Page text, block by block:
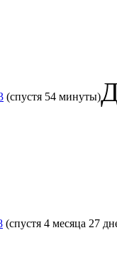
(спустя 54 минуты)
(спустя 4 месяца 27